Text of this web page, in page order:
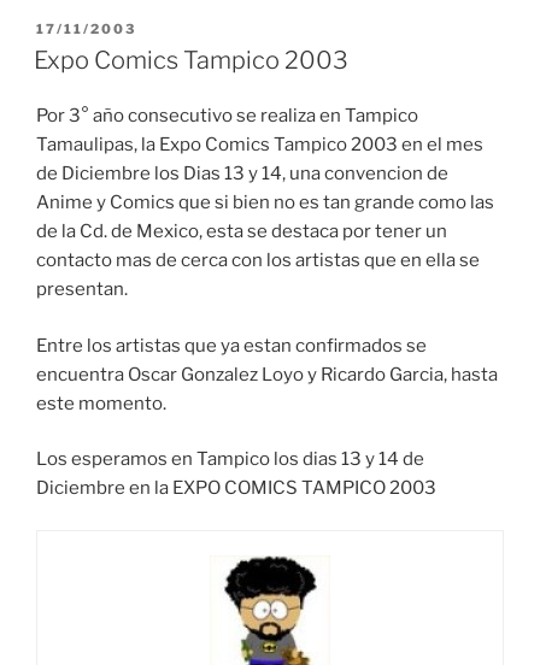
PUBLICADO
EL
17/11/2003
Expo Comics Tampico 2003
Por 3° año consecutivo se realiza en Tampico
Tamaulipas, la Expo Comics Tampico 2003 en el mes
de Diciembre los Dias 13 y 14, una convencion de
Anime y Comics que si bien no es tan grande como las
de la Cd. de Mexico, esta se destaca por tener un
contacto mas de cerca con los artistas que en ella se
presentan.
Entre los artistas que ya estan confirmados se
encuentra Oscar Gonzalez Loyo y Ricardo Garcia, hasta
este momento.
Los esperamos en Tampico los dias 13 y 14 de
Diciembre en la EXPO COMICS TAMPICO 2003